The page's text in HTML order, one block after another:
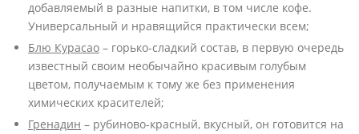
добавляемый в разные напитки, в том числе кофе.
Универсальный и нравящийся практически всем;
Блю Курасао – горько-сладкий состав, в первую очередь
известный своим необычайно красивым голубым
цветом, получаемым к тому же без применения
химических красителей;
Гренадин – рубиново-красный, вкусный, он готовится на